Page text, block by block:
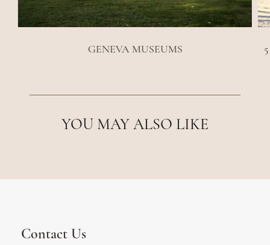
GENEVA MUSEUMS
YOU MAY ALSO LIKE
Contact Us